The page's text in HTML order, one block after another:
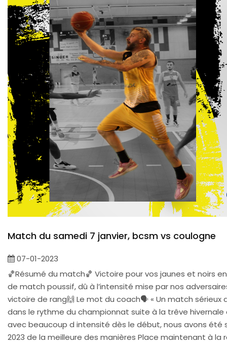
Match du samedi 7 janvier, bcsm vs coulogne
07-01-2023
🏀Résumé du match🏀 Victoire pour vos jaunes et noirs
de match poussif, dû à l’intensité mise par nos
victoire de rang🙌 Le mot du coach🗣️ « Un match
dans le rythme du championnat suite à la trêve
avec beaucoup d intensité dès le début, nous avons
2023 de la meilleure des manières Place maintenant à la